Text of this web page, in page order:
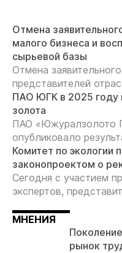
Отмена
малого бизнеса и
сырьевой базы
Отмена
представителей
ПАО ЮГК в 2025 году
золота
ПАО «Южуралзолото
опубликовало
Комитет по экологии
законопроектом о
Сегодня с участием
экспертов,
МНЕНИЯ
рынок